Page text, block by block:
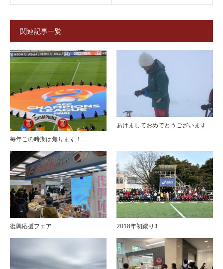
関連記事一覧
毎年この時期は焦ります！
あけましておめでとうございます
復興応援フェア 2018年初蹴り‼